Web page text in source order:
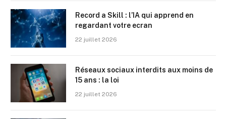
Record a Skill : l’IA qui apprend en
regardant votre ecran
22 juillet 2026
Réseaux sociaux interdits aux moins de
15 ans : la loi
22 juillet 2026